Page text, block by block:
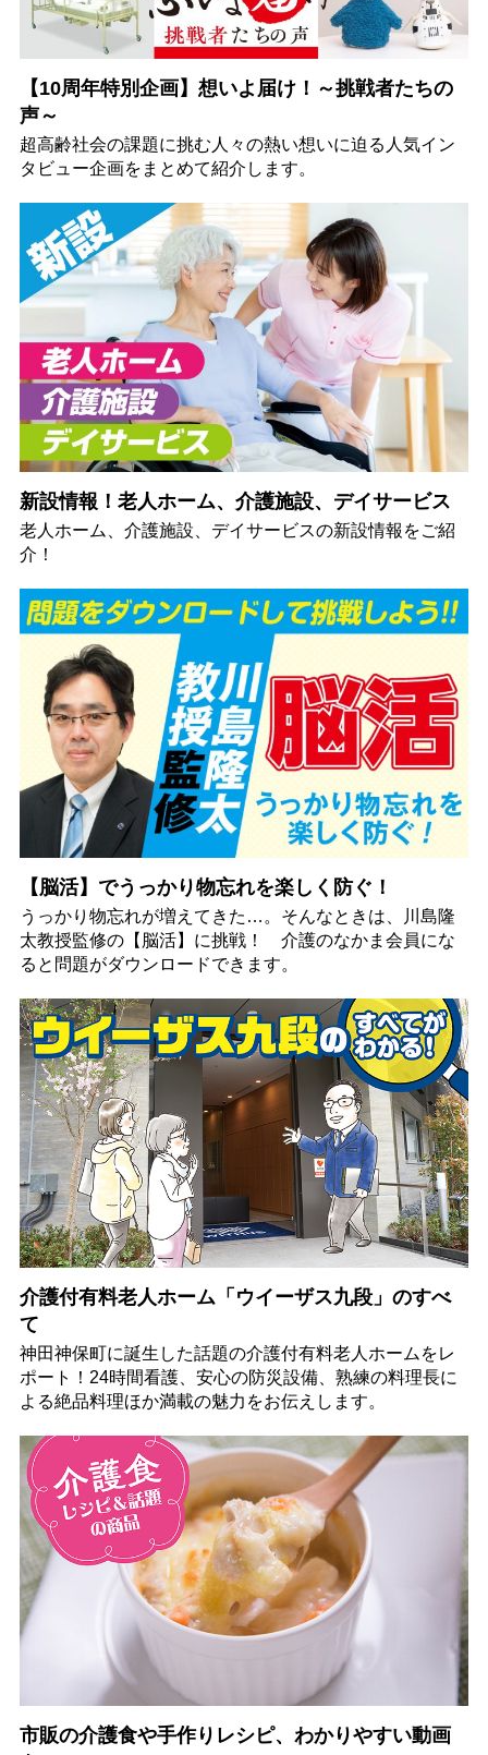
【10周年特別企画】想いよ届け！～挑戦者たちの
声～
超高齢社会の課題に挑む人々の熱い想いに迫る人気イン
タビュー企画をまとめて紹介します。
新設情報！老人ホーム、介護施設、デイサービス
老人ホーム、介護施設、デイサービスの新設情報をご紹
介！
【脳活】でうっかり物忘れを楽しく防ぐ！
うっかり物忘れが増えてきた…。そんなときは、川島隆
太教授監修の【脳活】に挑戦！ 介護のなかま会員にな
ると問題がダウンロードできます。
介護付有料老人ホーム「ウイーザス九段」のすべ
て
神田神保町に誕生した話題の介護付有料老人ホームをレ
ポート！24時間看護、安心の防災設備、熟練の料理長に
よる絶品料理ほか満載の魅力をお伝えします。
市販の介護食や手作りレシピ、わかりやすい動画